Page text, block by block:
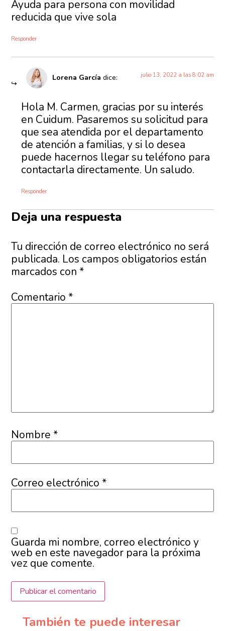
Ayuda para persona con movilidad
reducida que vive sola
Responder
Lorena García dice: julio 13, 2022 a las 8:02 am
Hola M. Carmen, gracias por su interés
en Cuidum. Pasaremos su solicitud para
que sea atendida por el departamento
de atención a familias, y si lo desea
puede hacernos llegar su teléfono para
contactarla directamente. Un saludo.
Responder
Deja una respuesta
Tu dirección de correo electrónico no será
publicada. Los campos obligatorios están
marcados con*
Comentario*
Nombre*
Correo electrónico*
Guarda mi nombre, correo electrónico y
web en este navegador para la próxima
vez que comente.
También te puede interesar